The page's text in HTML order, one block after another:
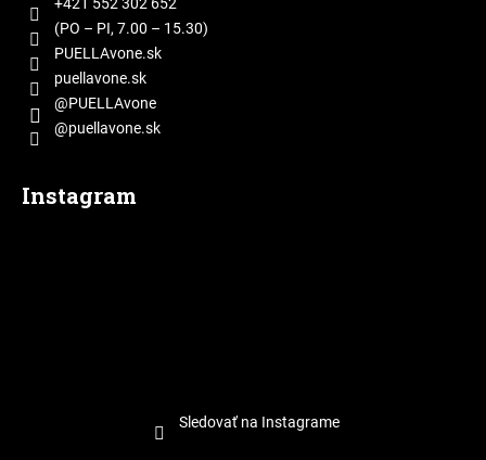
(PO – PI, 7.00 – 15.30)
PUELLAvone.sk
puellavone.sk
@PUELLAvone
@puellavone.sk
Instagram
Sledovať na Instagrame